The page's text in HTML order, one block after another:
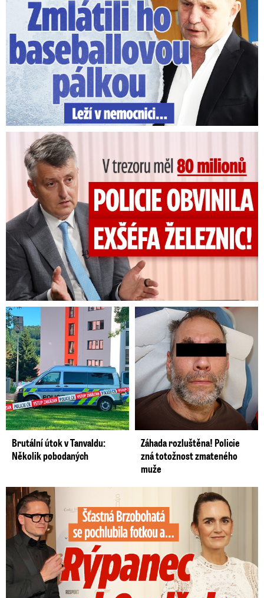
V trezoru měl 80 milionů: Policie obvinila exšéfa železnic!
Brutální útok v Tanvaldu:
Několik pobodaných
Záhada rozluštěna! Policie
zná totožnost zmateného
muže
Šťastná Brzobohatá se pochlubila fotkou: Rýpanec od Ondřeje